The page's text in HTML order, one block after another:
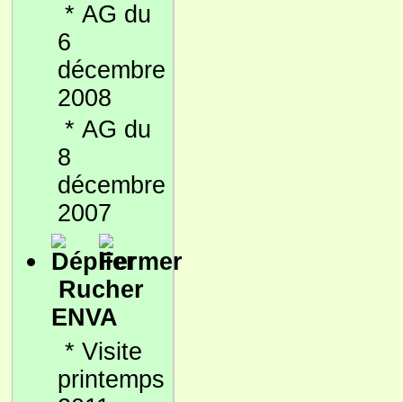
* AG du
6
décembre
2008
* AG du
8
décembre
2007
Rucher
ENVA
* Visite
printemps